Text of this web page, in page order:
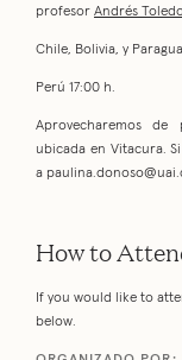
profesor Andrés
Chile, Bolivia, y
Perú 17:00 h.
Aprovecharemos de
ubicada en Vitacura.
a
How to
If you would like to
below.